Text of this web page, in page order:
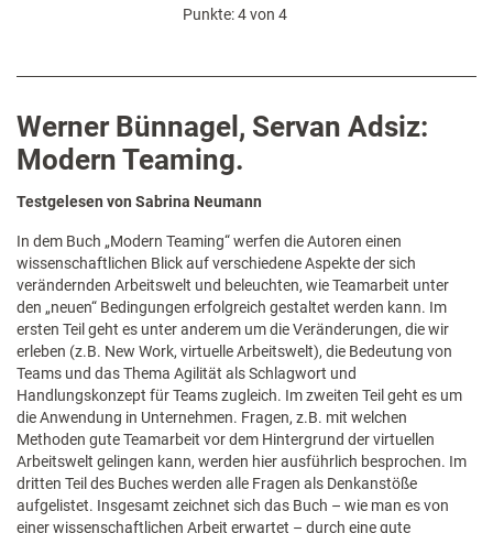
Punkte: 4 von 4
Werner Bünnagel, Servan Adsiz:
Modern Teaming.
Testgelesen von Sabrina Neumann
In dem Buch „Modern Teaming“ werfen die Autoren einen
wissenschaftlichen Blick auf verschiedene Aspekte der sich
verändernden Arbeitswelt und beleuchten, wie Teamarbeit unter
den „neuen“ Bedingungen erfolgreich gestaltet werden kann. Im
ersten Teil geht es unter anderem um die Veränderungen, die wir
erleben (z.B. New Work, virtuelle Arbeitswelt), die Bedeutung von
Teams und das Thema Agilität als Schlagwort und
Handlungskonzept für Teams zugleich. Im zweiten Teil geht es um
die Anwendung in Unternehmen. Fragen, z.B. mit welchen
Methoden gute Teamarbeit vor dem Hintergrund der virtuellen
Arbeitswelt gelingen kann, werden hier ausführlich besprochen. Im
dritten Teil des Buches werden alle Fragen als Denkanstöße
aufgelistet. Insgesamt zeichnet sich das Buch – wie man es von
einer wissenschaftlichen Arbeit erwartet – durch eine gute